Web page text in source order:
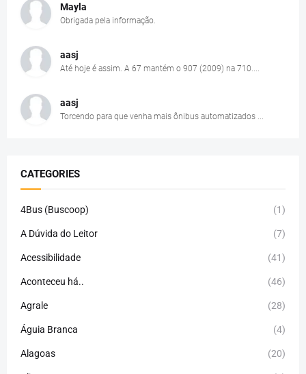
Mayla
Obrigada pela informação.
aasj
Até hoje é assim. A 67 mantém o 907 (2009) na 710....
aasj
Torcendo para que venha mais ônibus automatizados ...
CATEGORIES
4Bus (Buscoop) (1)
A Dúvida do Leitor (7)
Acessibilidade (41)
Aconteceu há.. (46)
Agrale (28)
Águia Branca (4)
Alagoas (20)